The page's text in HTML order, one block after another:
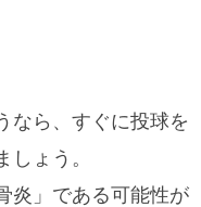
なら、すぐに投球を
ょう。
炎」である可能性が